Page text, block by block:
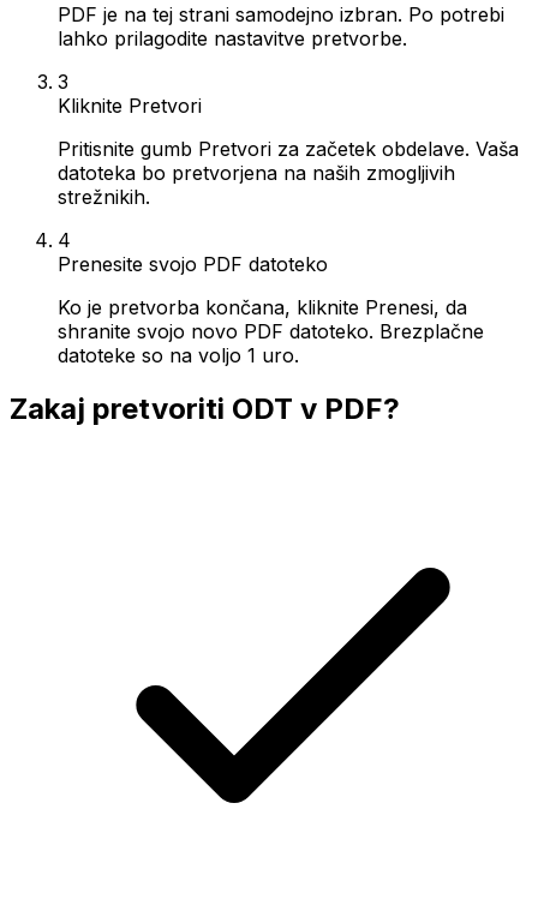
PDF je na tej strani samodejno izbran. Po potrebi
lahko prilagodite nastavitve pretvorbe.
3
Kliknite Pretvori
Pritisnite gumb Pretvori za začetek obdelave. Vaša
datoteka bo pretvorjena na naših zmogljivih
strežnikih.
4
Prenesite svojo PDF datoteko
Ko je pretvorba končana, kliknite Prenesi, da
shranite svojo novo PDF datoteko. Brezplačne
datoteke so na voljo 1 uro.
Zakaj pretvoriti ODT v PDF?